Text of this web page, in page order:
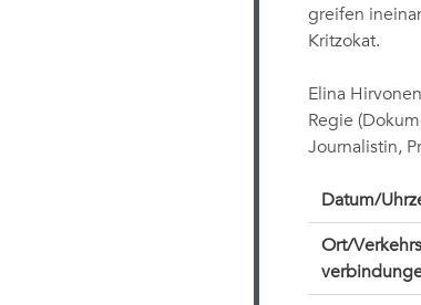
greifen
Kritzokat.
Elina Hirvonen
Regie
Journalistin,
Datum/
Ort/